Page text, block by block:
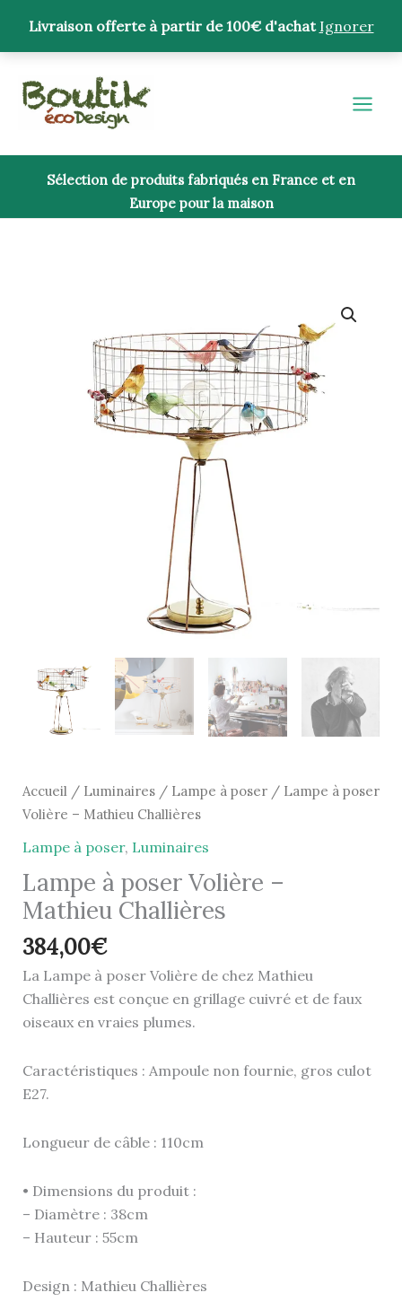
Livraison offerte à partir de 100€ d'achat Ignorer
contenu
Sélection de produits fabriqués en France et en
Europe pour la maison
Accueil/ Luminaires/ Lampe à poser/ Lampe à poser
Volière – Mathieu Challières
Lampe à poser, Luminaires
Lampe à poser Volière –
Mathieu Challières
384,00€
La Lampe à poser Volière de chez Mathieu
Challières est conçue en grillage cuivré et de faux
oiseaux en vraies plumes.
Caractéristiques : Ampoule non fournie, gros culot
E27.
Longueur de câble : 110cm
• Dimensions du produit :
– Diamètre : 38cm
– Hauteur : 55cm
Design : Mathieu Challières